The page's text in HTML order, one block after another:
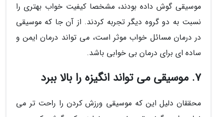
موسیقی گوش داده بودند، مشخصا کیفیت خواب بهتری را
نسبت به دو گروه دیگر تجربه کردند. از آن جا که موسیقی
در درمان مسائل خواب موثر است، می تواند درمان ایمن و
ساده ای برای درمان بی خوابی باشد.
7. موسیقی می تواند انگیزه را بالا ببرد
محققان دلیل این که موسیقی ورزش کردن را راحت تر می